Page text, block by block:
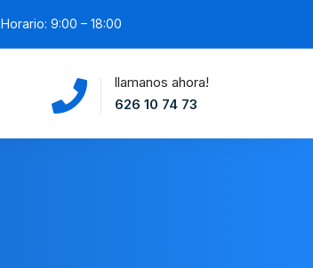
Horario: 9:00 – 18:00
llamanos ahora!
626 10 74 73